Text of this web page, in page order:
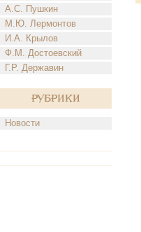
А.С. Пушкин
М.Ю. Лермонтов
И.А. Крылов
Ф.М. Достоевский
Г.Р. Державин
Рубрики
Новости